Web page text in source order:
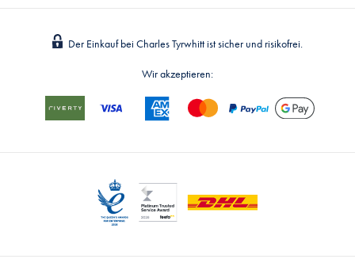
Der Einkauf bei Charles Tyrwhitt ist sicher und risikofrei.
Wir akzeptieren: